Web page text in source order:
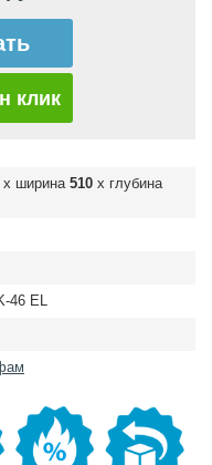
клик
х ширина 510 х глубина
EL